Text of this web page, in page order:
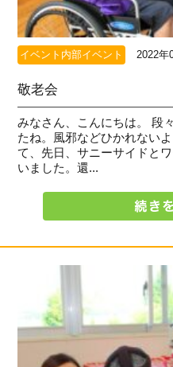
イベント内部イベント 2022年
敬老会
みなさん、こんにちは。 段
たね。風邪などひかれない
て、先日、サニーサイドと
いました。還...